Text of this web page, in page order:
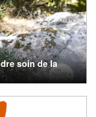
soin de la